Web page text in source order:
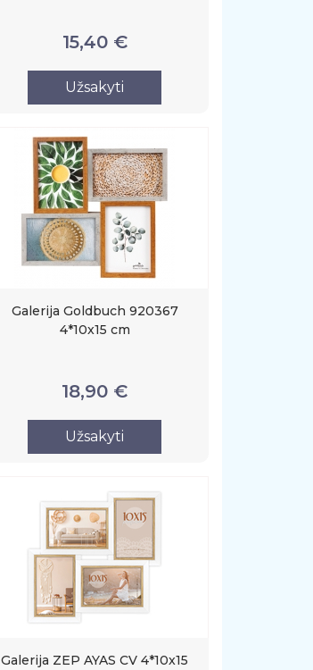
15,40 €
Užsakyti
Galerija Goldbuch 920367
4*10x15 cm
18,90 €
Užsakyti
Galerija ZEP AYAS CV 4*10x15